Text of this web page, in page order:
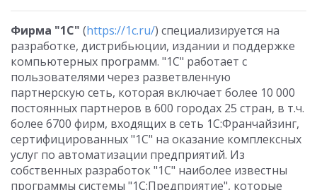
Фирма "1С" (https://1c.ru/) специализируется на
разработке, дистрибьюции, издании и поддержке
компьютерных программ. "1С" работает с
пользователями через разветвленную
партнерскую сеть, которая включает более 10 000
постоянных партнеров в 600 городах 25 стран, в т.ч.
более 6700 фирм, входящих в сеть 1С:Франчайзинг,
сертифицированных "1С" на оказание комплексных
услуг по автоматизации предприятий. Из
собственных разработок "1С" наиболее известны
программы системы "1С:Предприятие", которые